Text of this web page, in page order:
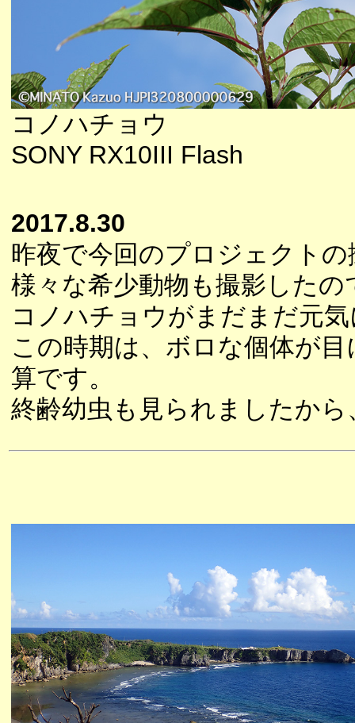
コノハチョウ
SONY RX10III Flash
2017.8.30
昨夜で今回のプロジェクト
様々な希少動物も撮影した
コノハチョウがまだまだ元
この時期は、ボロな個体が
算です。
終齢幼虫も見られましたか